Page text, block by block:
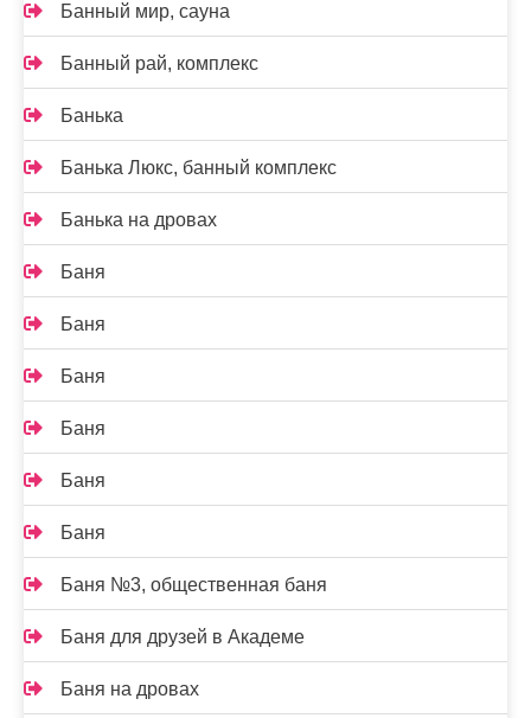
Банный мир, сауна
Банный рай, комплекс
Банька
Банька Люкс, банный комплекс
Банька на дровах
Баня
Баня
Баня
Баня
Баня
Баня
Баня №3, общественная баня
Баня для друзей в Академе
Баня на дровах